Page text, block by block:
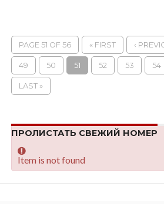
PAGE 51 OF 56 « FIRST ‹
49 50 51 52 53 54
LAST »
ПРОЛИСТАТЬ СВЕЖИЙ НОМЕР
Item is not found